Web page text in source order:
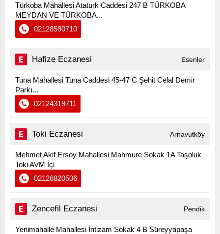
Türkoba Mahallesi Atatürk Caddesi 247 B TÜRKOBA
MEYDAN VE TÜRKOBA...
02128590710
Hafize Eczanesi Esenler
Tuna Mahallesi Tuna Caddesi 45-47 C Şehit Celal Demir
Parkı...
02124319711
Toki Eczanesi Arnavutköy
Mehmet Akif Ersoy Mahallesi Mahmure Sokak 1A Taşoluk
Toki AVM İçi
02126820506
Zencefil Eczanesi Pendik
Yenimahalle Mahallesi İntizam Sokak 4 B Süreyyapaşa